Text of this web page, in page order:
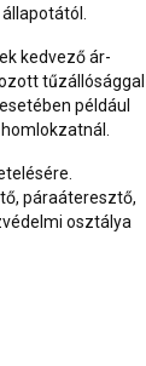
kedvező ár-
tűzállósággal
például
páraáteresztő,
osztálya